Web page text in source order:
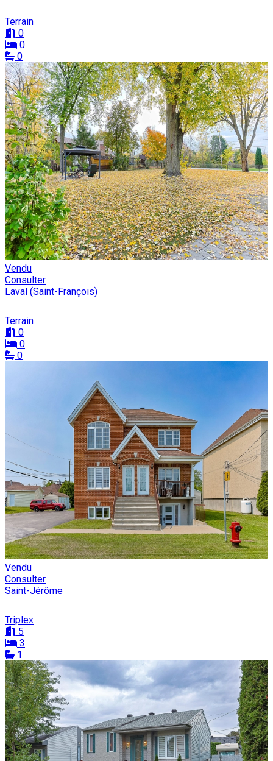
Terrain
0
0
0
Vendu
Consulter
Laval (Saint-François)
Terrain
0
0
0
Vendu
Consulter
Saint-Jérôme
Triplex
5
3
1